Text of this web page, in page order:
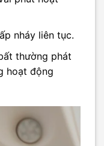
nháy liên tục.
thường phát
hoạt động